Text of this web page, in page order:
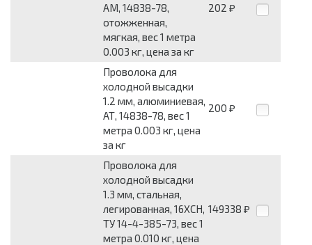
АМ, 14838-78,
отожженная,
мягкая, вес 1 метра
0.003 кг, цена за кг
202 ₽
Проволока для
холодной высадки
1.2 мм, алюминиевая,
АТ, 14838-78, вес 1
метра 0.003 кг, цена
за кг
200 ₽
Проволока для
холодной высадки
1.3 мм, стальная,
легированная, 16ХСН,
ТУ 14-4-385-73, вес 1
метра 0.010 кг, цена
149338 ₽